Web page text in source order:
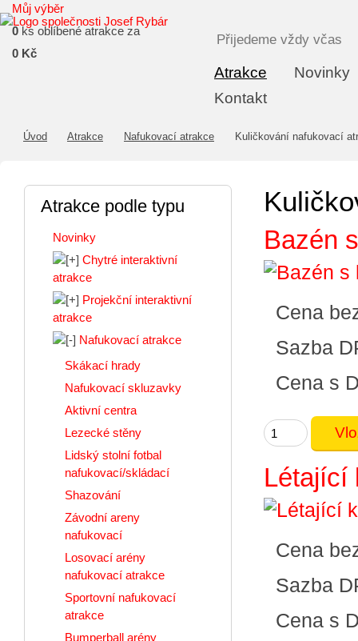
Atrakce
Novinky
Kontakt
Můj výběr
0 ks oblíbené atrakce za
0 Kč
Přijedeme vždy včas
Úvod Atrakce Nafukovací atrakce Kuličkování nafukovací
Bazén
Cena
Sazba
Cena s
Létající
Cena
Sazba
Cena s
Atrakce podle typu
Novinky
Chytré interaktivní
atrakce
Projekční interaktivní
atrakce
Nafukovací atrakce
Skákací hrady
Nafukovací skluzavky
Aktivní centra
Lezecké stěny
Lidský stolní fotbal
nafukovací/skládací
Shazování
Závodní areny
nafukovací
Losovací arény
nafukovací atrakce
Sportovní nafukovací
atrakce
Bumperball arény